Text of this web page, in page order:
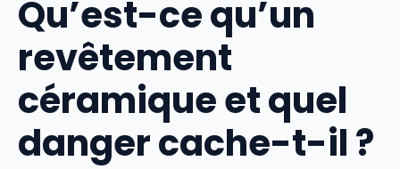
Qu’est-ce qu’un
revêtement
céramique et quel
danger cache-t-il ?